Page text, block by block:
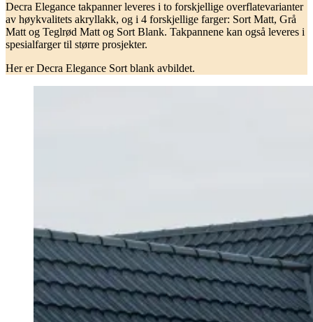
Decra Elegance takpanner leveres i to forskjellige overflatevarianter
av høykvalitets akryllakk, og i 4 forskjellige farger: Sort Matt, Grå
Matt og Teglrød Matt og Sort Blank. Takpannene kan også leveres i
spesialfarger til større prosjekter.
Her er Decra Elegance Sort blank avbildet.